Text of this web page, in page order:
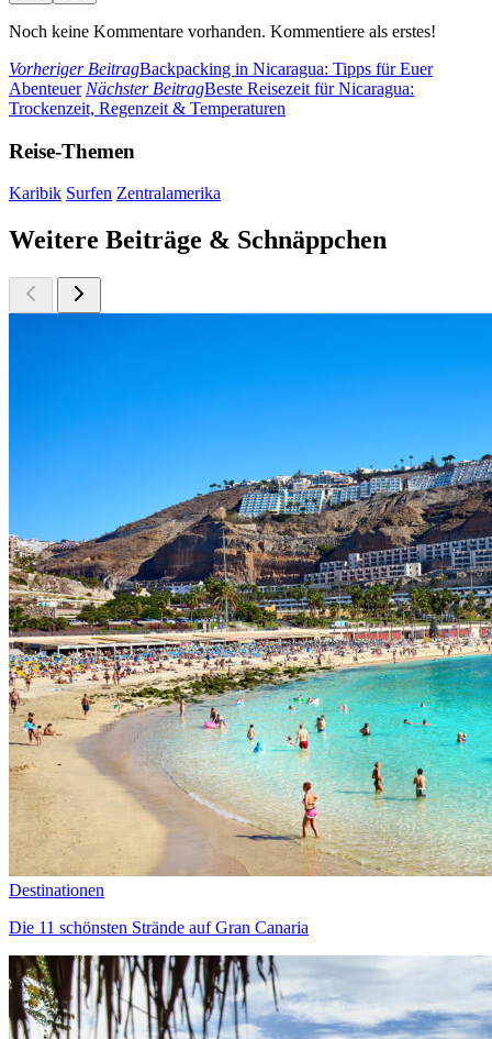
Noch keine Kommentare vorhanden. Kommentiere als erstes!
Vorheriger BeitragBackpacking in Nicaragua: Tipps für Euer
Abenteuer Nächster BeitragBeste Reisezeit für Nicaragua:
Trockenzeit, Regenzeit & Temperaturen
Reise-Themen
Karibik Surfen Zentralamerika
Weitere Beiträge & Schnäppchen
Destinationen
Die 11 schönsten Strände auf Gran Canaria